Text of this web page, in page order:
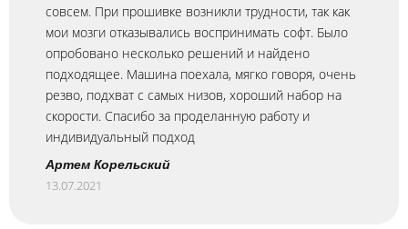
совсем. При прошивке возникли трудности, так как
мои мозги отказывались воспринимать софт. Было
опробовано несколько решений и найдено
подходящее. Машина поехала, мягко говоря, очень
резво, подхват с самых низов, хороший набор на
скорости. Спасибо за проделанную работу и
индивидуальный подход
Артем Корельский
13.07.2021